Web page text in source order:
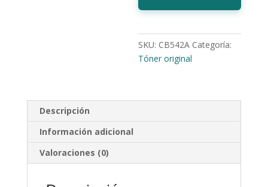
SKU: CB542A Categoría:
Tóner original
Descripción
Información adicional
Valoraciones (0)